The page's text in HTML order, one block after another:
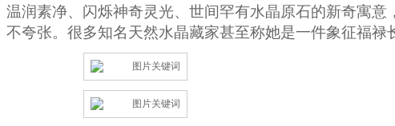
温润素净、闪烁神奇灵光、世间罕有水晶原石的新奇寓
不夸张。很多知名天然水晶藏家甚至称她是一件象征福